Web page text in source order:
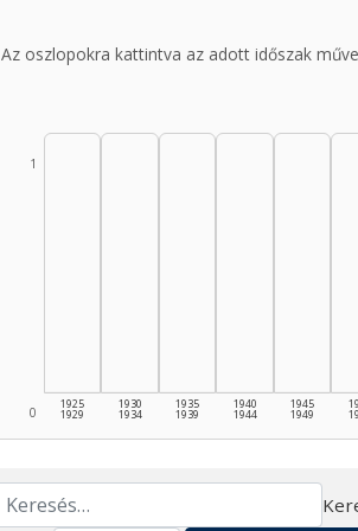
Az oszlopokra kattintva az adott időszak
0
1
1925
1929
1930
1934
1935
1939
1940
1944
1945
1949